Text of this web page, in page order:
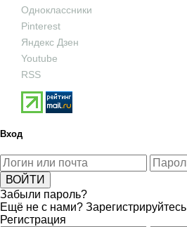
Одноклассники
Pinterest
Яндекс Дзен
Youtube
RSS
Вход
Забыли пароль?
Ещё не с нами? Зарегистрируйтесь
Регистрация